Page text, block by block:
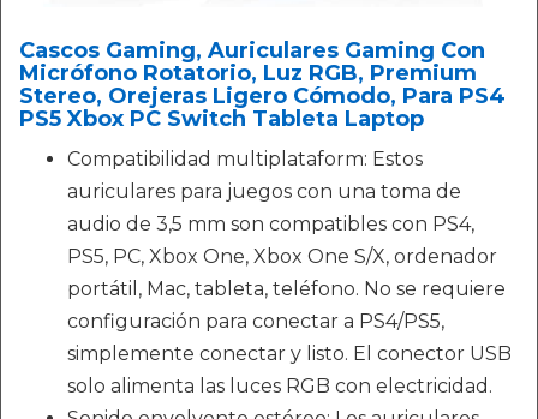
Cascos Gaming, Auriculares Gaming Con
Micrófono Rotatorio, Luz RGB, Premium
Stereo, Orejeras Ligero Cómodo, Para PS4
PS5 Xbox PC Switch Tableta Laptop
Compatibilidad multiplataform: Estos
auriculares para juegos con una toma de
audio de 3,5 mm son compatibles con PS4,
PS5, PC, Xbox One, Xbox One S/X, ordenador
portátil, Mac, tableta, teléfono. No se requiere
configuración para conectar a PS4/PS5,
simplemente conectar y listo. El conector USB
solo alimenta las luces RGB con electricidad.